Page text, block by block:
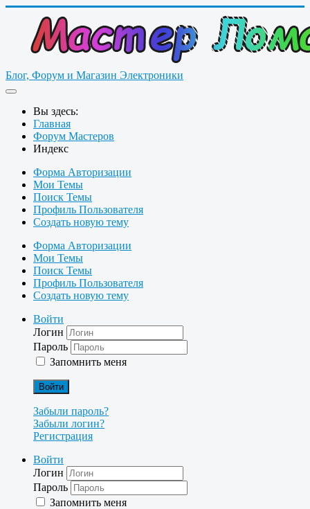
Блог, Форум и Магазин Электроники
Вы здесь:
Главная
Форум Мастеров
Индекс
Форма Авторизации
Мои Темы
Поиск Темы
Профиль Пользователя
Создать новую тему
Форма Авторизации
Мои Темы
Поиск Темы
Профиль Пользователя
Создать новую тему
Войти
Логин
Пароль
Запомнить меня
Войти
Забыли пароль?
Забыли логин?
Регистрация
Войти
Логин
Пароль
Запомнить меня